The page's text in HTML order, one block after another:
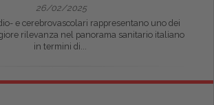
26/02/2025
e cerebrovascolari rappresentano uno dei
rilevanza nel panorama sanitario italiano
in termini di...